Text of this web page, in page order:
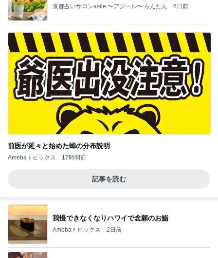
京都占いサロンasile 〜アジール〜 らんたん 6日前
前医が延々と始めた蝉の分布説明
Amebaトピックス 17時間前
記事を読む
我慢できなくなりハワイで念願のお鮨
Amebaトピックス 2日前